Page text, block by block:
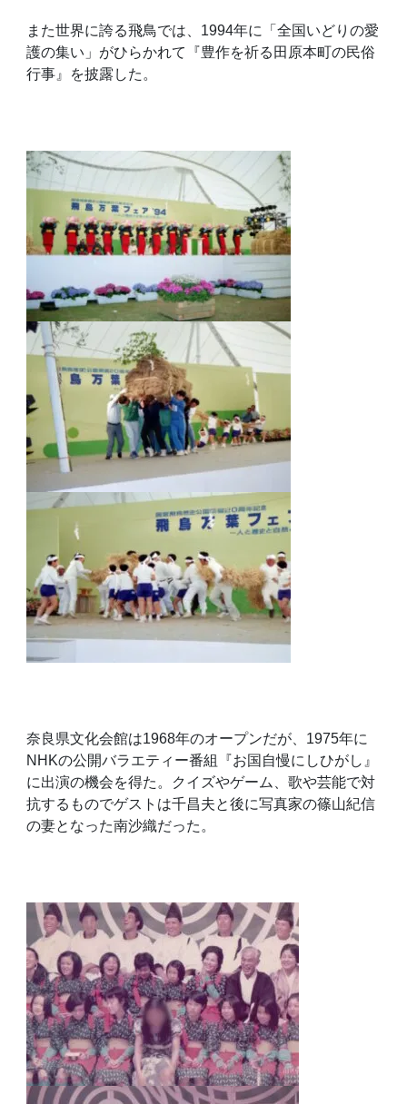
また世界に誇る飛鳥では、1994年に「全国いどりの愛
護の集い」がひらかれて『豊作を祈る田原本町の民俗
行事』を披露した。
奈良県文化会館は1968年のオープンだが、 1975年に
NHKの公開バラエティー番組『お国自慢にしひがし』
に出演の機会を得た。クイズやゲーム、歌や芸能で対
抗するものでゲストは千昌夫と後に写真家の篠山紀信
の妻となった南沙織だった。